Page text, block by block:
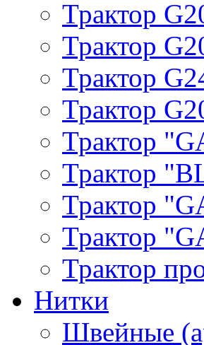
Трактор
Трактор
Трактор
Трактор
Трактор
Трактор
Трактор
Трактор
Трактор
Нитки
Швейные